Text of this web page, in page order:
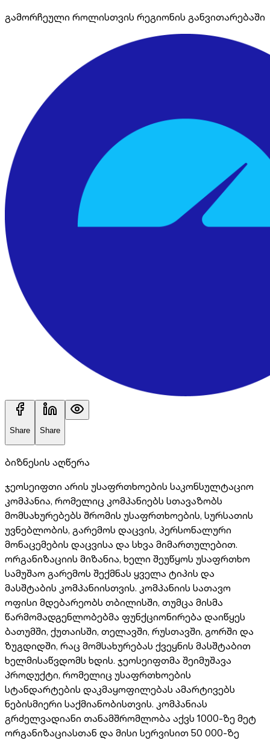
გამორჩეული როლისთვის რეგიონის განვითარებაში
Share Share
ბიზნესის აღწერა
ჯეოსეიფთი არის უსაფრთხოების საკონსულტაციო
კომპანია, რომელიც კომპანიებს სთავაზობს
მომსახურებებს შრომის უსაფრთხოების, სურსათის
უვნებლობის, გარემოს დაცვის, პერსონალური
მონაცემების დაცვისა და სხვა მიმართულებით.
ორგანიზაციის მიზანია, ხელი შეუწყოს უსაფრთხო
სამუშაო გარემოს შექმნას ყველა ტიპის და
მასშტაბის კომპანიისთვის. კომპანიის სათავო
ოფისი მდებარეობს თბილისში, თუმცა მისმა
წარმომადგენლობებმა ფუნქციონირება დაიწყეს
ბათუმში, ქუთაისში, თელავში, რუსთავში, გორში და
ზუგდიდში, რაც მომსახურებას ქვეყნის მასშტაბით
ხელმისაწვდომს ხდის. ჯეოსეიფთმა შეიმუშავა
პროდუქტი, რომელიც უსაფრთხოების
სტანდარტების დაკმაყოფილებას ამარტივებს
ნებისმიერი საქმიანობისთვის. კომპანიას
გრძელვადიანი თანამშრომლობა აქვს 1000-ზე მეტ
ორგანიზაციასთან და მისი სერვისით 50 000-ზე